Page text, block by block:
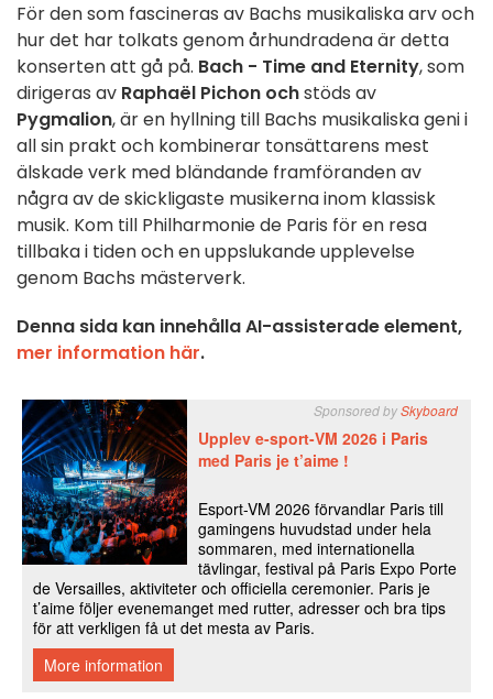
För den som fascineras av Bachs musikaliska arv och
hur det har tolkats genom århundradena är detta
konserten att gå på. Bach - Time and Eternity, som
dirigeras av Raphaël Pichon ochstöds av
Pygmalion, är en hyllning till Bachs musikaliska geni i
all sin prakt och kombinerar tonsättarens mest
älskade verk med bländande framföranden av
några av de skickligaste musikerna inom klassisk
musik. Kom till Philharmonie de Paris för en resa
tillbaka i tiden och en uppslukande upplevelse
genom Bachs mästerverk.
Denna sida kan innehålla AI-assisterade element,
mer information här.